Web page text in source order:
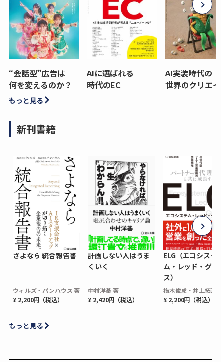
“会話型”広告は
何を変えるのか？
AIに選ばれる
時代のEC
AI実装時代の
世界のクリエ
もっと見る
新刊書籍
さよなら 統合報告書
ウィルズ・パンハウス 著
¥ 2,200円（税込）
計画しない人はうま
くいく
中村洋基 著
¥ 2,420円（税込）
ELG（エコシステ
ム・レッド・グロ
ス）
梅木俊成・井上拓海
¥ 2,200円（税込）
もっと見る